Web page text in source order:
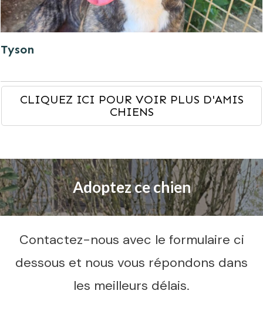
Tyson
CLIQUEZ ICI POUR VOIR PLUS D'AMIS
CHIENS
Adoptez ce chien
Contactez-nous avec le formulaire ci
dessous et nous vous répondons dans
les meilleurs délais.